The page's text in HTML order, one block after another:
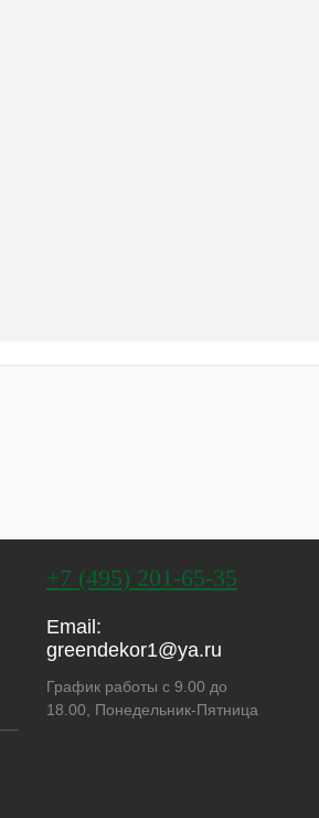
+7 (495) 201-65-35
Email:
greendekor1@ya.ru
График работы с 9.00 до
18.00, Понедельник-Пятница